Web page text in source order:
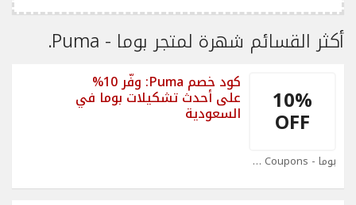
أكثر القسائم شهرة لمتجر بوما - Puma.
10%
OFF
بوما - Puma Coupons
كود خصم Puma: وفّر 10%
على أحدث تشكيلات بوما في
السعودية